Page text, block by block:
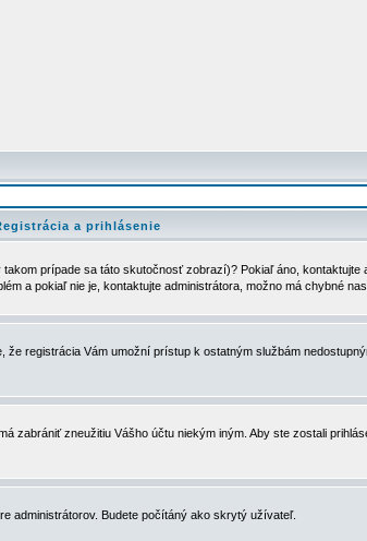
a prihlásenie
prípade sa táto skutočnosť zobrazí)? Pokiaľ áno,
a pokiaľ nie je, kontaktujte administrátora, možno má chybné
registrácia Vám umožní prístup k ostatným službám
zabrániť zneužitiu Vášho účtu niekým iným. Aby ste zostali
administrátorov. Budete počítáný ako skrytý užívateľ.